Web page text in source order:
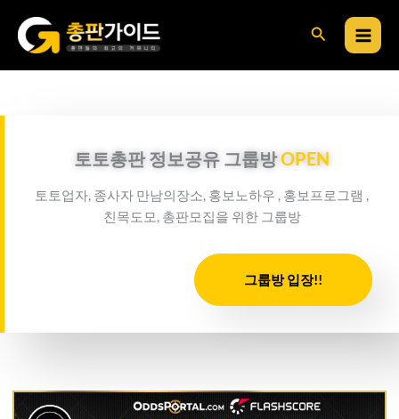
너
검
토토총판 정보공유 그룹방OPEN
토토업자, 종사자 만남의장소, 홍보노하우 , 홍보프로그램 ,
친목도모, 총판모집을 위한 그룹방
그룹방 입장!!